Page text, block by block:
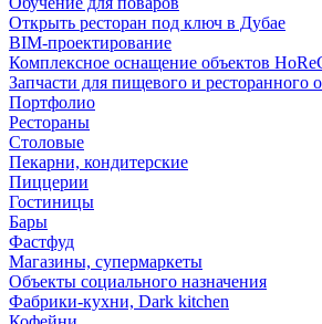
Открыть ресторан под ключ в Дубае
BIM-проектирование
Комплексное оснащение объектов
Запчасти для пищевого и ресторанного
Портфолио
Рестораны
Столовые
Пекарни, кондитерские
Пиццерии
Гостиницы
Бары
Фастфуд
Магазины, супермаркеты
Объекты социального назначения
Фабрики-кухни, Dark kitchen